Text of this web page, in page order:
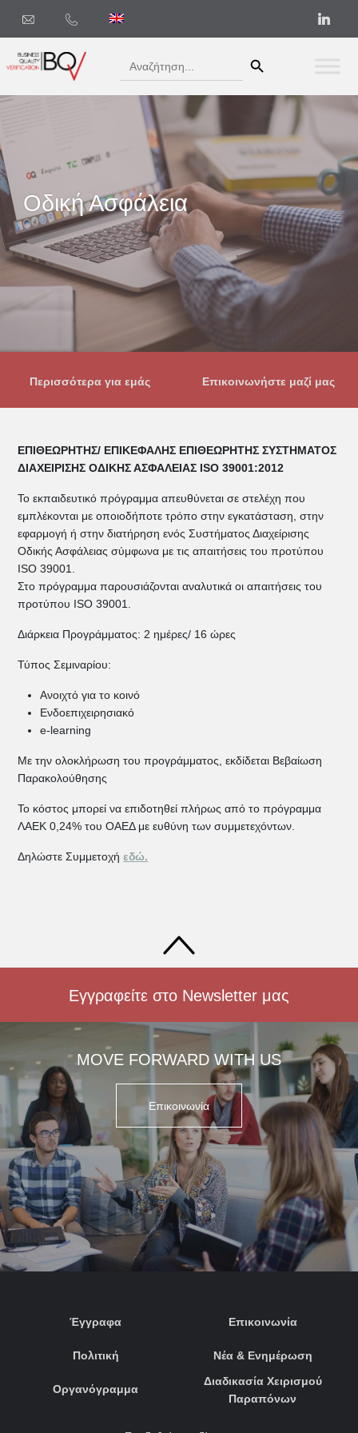
Search
for:
Οδική Ασφάλεια
Περισσότερα για εμάς Επικοινωνήστε μαζί μας
ΕΠΙΘΕΩΡΗΤΗΣ/ ΕΠΙΚΕΦΑΛΗΣ ΕΠΙΘΕΩΡΗΤΗΣ ΣΥΣΤΗΜΑΤΟΣ
ΔΙΑΧΕΙΡΙΣΗΣ ΟΔΙΚΗΣ ΑΣΦΑΛΕΙΑΣ ISO 39001:2012
Το εκπαιδευτικό πρόγραμμα απευθύνεται σε στελέχη που
εμπλέκονται με οποιοδήποτε τρόπο στην εγκατάσταση, στην
εφαρμογή ή στην διατήρηση ενός Συστήματος Διαχείρισης
Οδικής Ασφάλειας σύμφωνα με τις απαιτήσεις του προτύπου
ISO 39001.
Στο πρόγραμμα παρουσιάζονται αναλυτικά οι απαιτήσεις του
προτύπου ISO 39001.
Διάρκεια Προγράμματος: 2 ημέρες/ 16 ώρες
Τύπος Σεμιναρίου:
Ανοιχτό για το κοινό
Ενδοεπιχειρησιακό
e-learning
Με την ολοκλήρωση του προγράμματος, εκδίδεται Βεβαίωση
Παρακολούθησης
Το κόστος μπορεί να επιδοτηθεί πλήρως από το πρόγραμμα
ΛΑΕΚ 0,24% του ΟΑΕΔ με ευθύνη των συμμετεχόντων.
Δηλώστε Συμμετοχήεδώ.
Εγγραφείτε στο Newsletter μας
MOVE FORWARD WITH US
Επικοινωνία
Έγγραφα
Πολιτική
Οργανόγραμμα
Επικοινωνία
Νέα & Ενημέρωση
Διαδικασία Χειρισμού
Παραπόνων